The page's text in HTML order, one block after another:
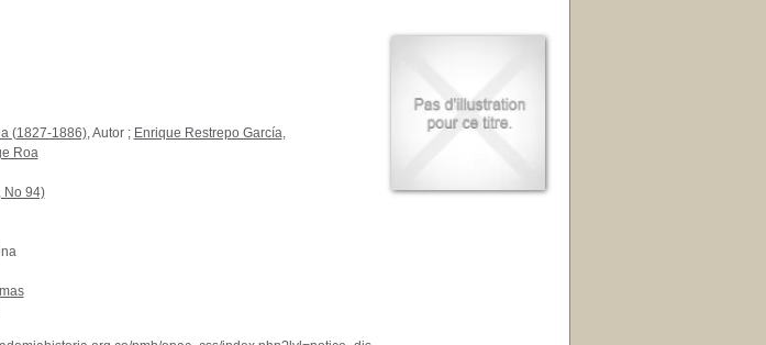
(1827-1886), Autor ; Enrique Restrepo García,
Roa
No 94)